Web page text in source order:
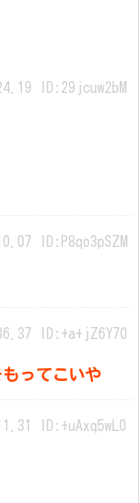
ID:29jcuw2bM
ID:P8qo3pSZM
ID:+a+jZ6Y70
ってこいや
ID:+uAxq5wL0